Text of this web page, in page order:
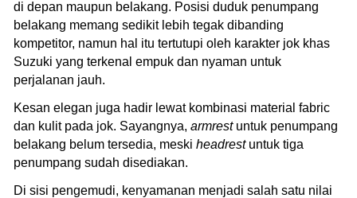
di depan maupun belakang. Posisi duduk penumpang
belakang memang sedikit lebih tegak dibanding
kompetitor, namun hal itu tertutupi oleh karakter jok khas
Suzuki yang terkenal empuk dan nyaman untuk
perjalanan jauh.
Kesan elegan juga hadir lewat kombinasi material fabric
dan kulit pada jok. Sayangnya, armrestuntuk penumpang
belakang belum tersedia, meski headrestuntuk tiga
penumpang sudah disediakan.
Di sisi pengemudi, kenyamanan menjadi salah satu nilai